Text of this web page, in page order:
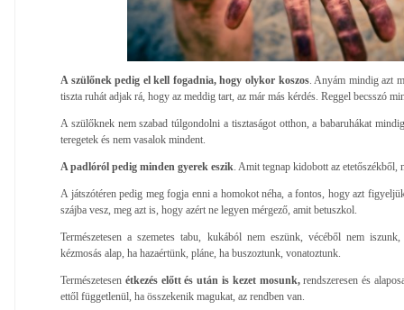
A szülőnek pedig el kell fogadnia, hogy olykor koszos. Anyám mindig azt
tiszta ruhát adjak rá, hogy az meddig tart, az már más kérdés. Reggel becsszó
A szülőknek nem szabad túlgondolni a tisztaságot otthon, a babaruhákat
teregetek és nem vasalok mindent.
A padlóról pedig minden gyerek eszik . Amit tegnap kidobott az etetőszékből,
A játszótéren pedig meg fogja enni a homokot néha, a fontos, hogy azt
szájba vesz, meg azt is, hogy azért ne legyen mérgező, amit betuszkol.
Természetesen a szemetes tabu, kukából nem eszünk, vécéből nem
kézmosás alap, ha hazaértünk, pláne, ha buszoztunk, vonatoztunk.
Természetesen étkezés előtt és után is kezet mosunk,rendszeresen és
ettől függetlenül, ha összekenik magukat, az rendben van.